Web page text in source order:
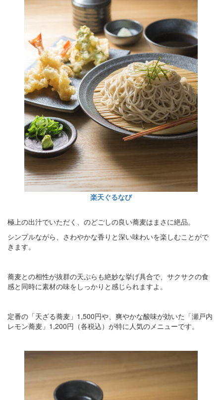
楽天ぐるなび
極上の出汁でいただく、のどごしの良い蕎麦はまさに絶品。
シンプルながら、さわやかな香りと深い味わいを楽しむことがで
きます。
蕎麦との相性が抜群の天ぷらも絶妙な挙げ具合で、サクサクの食
感と同時に素材の味をしっかりと感じられますよ。
定番の「天ざる蕎麦」1,500円や、爽やかな酸味が効いた「瀬戸内
レモン蕎麦」1,200円（各税込）が特に人気のメニューです。